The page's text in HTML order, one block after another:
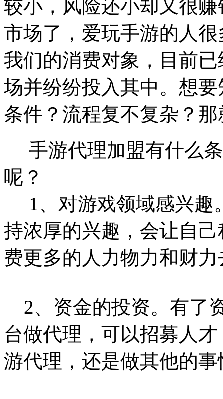
较小，风险还小却又很
市场了，爱玩手游的人
我们的消费对象，目前
场并纷纷投入其中。想
条件？流程复不复杂？
手游代理加盟有什么
呢？
1、对游戏领域感兴趣
持浓厚的兴趣，会让自
费更多的人力物力和财
2、资金的投资。有了
台做代理，可以招募人
游代理，还是做其他的